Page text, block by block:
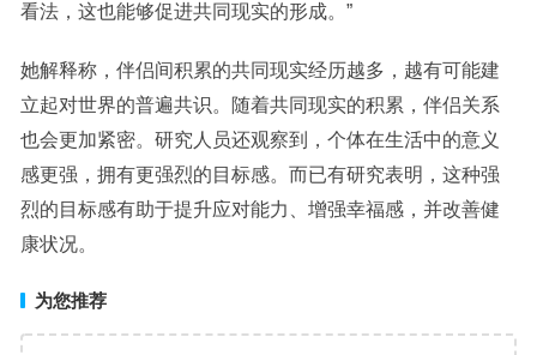
看法，这也能够促进共同现实的形成。”
她解释称，伴侣间积累的共同现实经历越多，越有可能建
立起对世界的普遍共识。随着共同现实的积累，伴侣关系
也会更加紧密。研究人员还观察到，个体在生活中的意义
感更强，拥有更强烈的目标感。而已有研究表明，这种强
烈的目标感有助于提升应对能力、增强幸福感，并改善健
康状况。
为您推荐